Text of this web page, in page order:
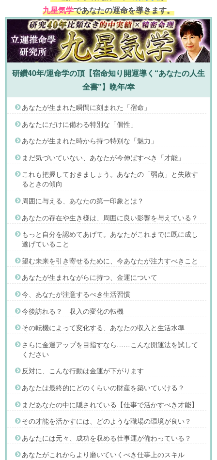
九星気学であなたの運命を導きます。
研鑽40年/運命学の頂【宿命知り開運導く“あなたの人生
全書”】晩年/幸
あなたが生まれた瞬間に刻まれた「宿命」
あなたにだけに備わる特別な「個性」
あなたが生まれた時から持つ特別な「魅力」
まだ気づいていない、あなたが今伸ばすべき「才能」
これも把握しておきましょう。あなたの「弱点」と失敗す
るときの傾向
周囲に与える、あなたの第一印象とは？
あなたの存在や生き様は、周囲に良い影響を与えている？
もっと自分を認めてあげて。あなたがこれまでに既に成し
遂げていること
望む未来を引き寄せるために、今あなたが注力すべきこと
あなたが生まれながらに持つ、金運について
今、あなたが注意するべき生活習慣
今後訪れる？ 収入の変化の転機
その転機によって変化する、あなたの収入と生活水準
さらに金運アップを目指すなら……こんな開運法を試して
ください
反対に、こんな行動は金運が下がります
あなたは最終的にどのくらいの財産を築いていける？
まだあなたの中に隠されている【仕事で活かすべき才能】
その才能を活かすには、どのような職場の環境が良い？
あなたには元々、成功を収める仕事運が備わっている？
あなたがこれからより磨いていくべき仕事上のスキル